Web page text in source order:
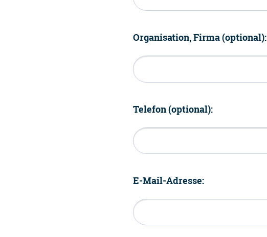
Organisation, Firma (optional):
Telefon (optional):
E-Mail-Adresse: